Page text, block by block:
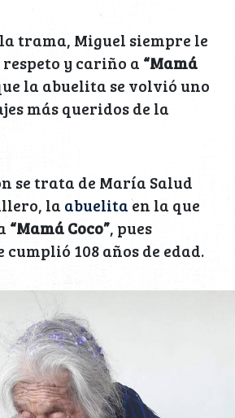
trama, Miguel siempre le
y cariño a “Mamá
la abuelita se volvió uno
más queridos de la
se trata de María Salud
la abuelitaen la que
“Mamá Coco”, pues
108 años de edad.